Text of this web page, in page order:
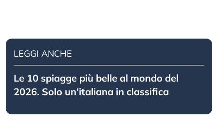
LEGGI ANCHE
Le 10 spiagge più belle al mondo del
2026. Solo un’italiana in classifica